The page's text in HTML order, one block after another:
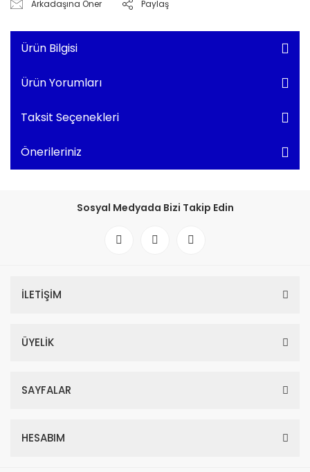
Arkadaşına Öner Paylaş
Ürün Bilgisi
Ürün Yorumları
Taksit Seçenekleri
Önerileriniz
Sosyal Medyada Bizi Takip Edin
İLETİŞİM
ÜYELİK
SAYFALAR
HESABIM